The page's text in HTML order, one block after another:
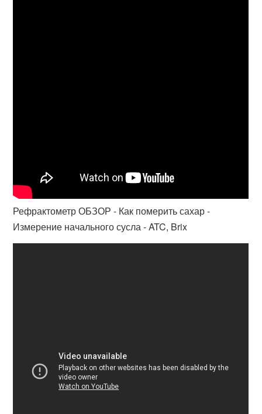
Рефрактометр ОБЗОР - Как померить сахар -
Измерение начального сусла - ATC, Brix